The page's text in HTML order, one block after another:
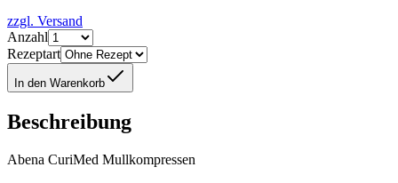
zzgl. Versand
Anzahl
Rezeptart
In den Warenkorb
Beschreibung
Abena CuriMed Mullkompressen